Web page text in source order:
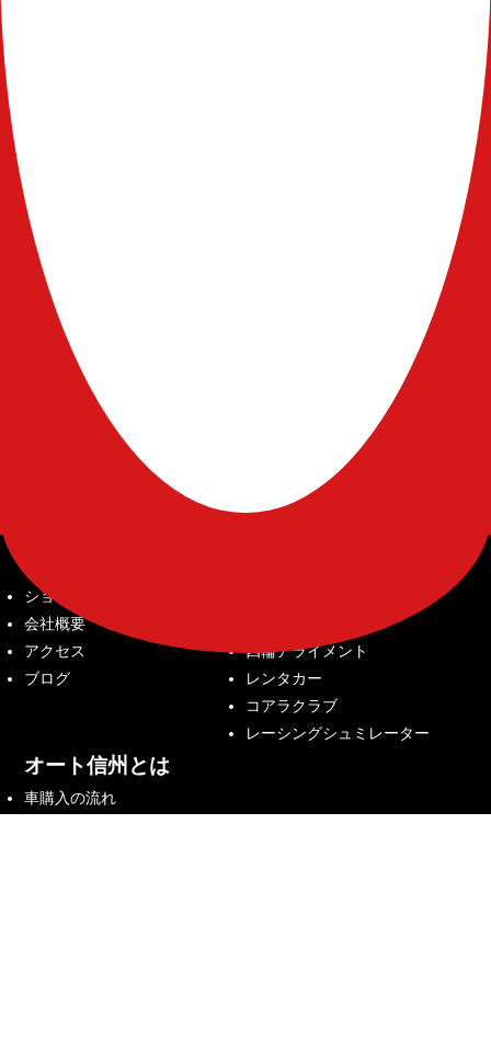
ショップ紹介
会社概要
アクセス
ブログ
四輪アライメント
レンタカー
コアラクラブ
レーシングシュミレーター
オート信州とは
車購入の流れ